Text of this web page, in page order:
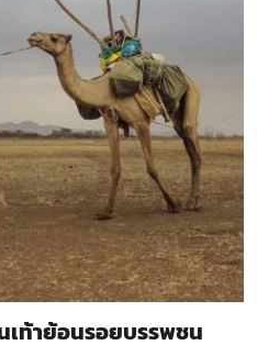
เท้าย้อนรอยบรรพชน